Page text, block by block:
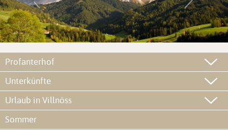
Profanterhof
Unterkünfte
Urlaub in Villnöss
Sommer